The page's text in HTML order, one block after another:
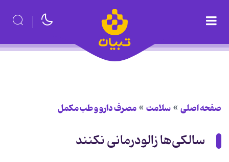
صفحه اصلی سلامت مصرف دارو و طب مکمل
سالکی‌ها زالودرمانی نکنند